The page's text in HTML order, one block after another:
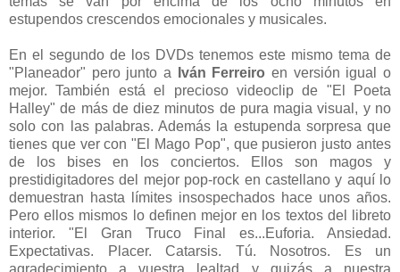
estupendos crescendos emocionales y musicales.
En el segundo de los DVDs tenemos este mismo tema de
"Planeador" pero junto a
Iván Ferreiroen versión igual o
mejor. También está el precioso videoclip de "El Poeta
Halley" de más de diez minutos de pura magia visual, y no
solo con las palabras. Además la estupenda sorpresa que
tienes que ver con "El Mago Pop", que pusieron justo antes
de los bises en los conciertos. Ellos son magos y
prestidigitadores del mejor pop-rock en castellano y aquí lo
demuestran hasta límites insospechados hace unos años.
Pero ellos mismos lo definen mejor en los textos del libreto
interior. "El Gran Truco Final es...Euforia. Ansiedad.
Expectativas. Placer. Catarsis. Tú. Nosotros. Es un
agradecimiento a vuestra lealtad y quizás a nuestra